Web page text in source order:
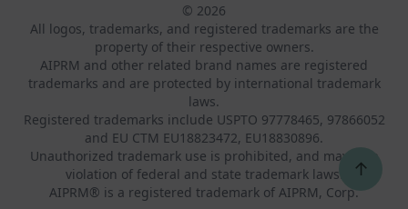
© 2026
All logos, trademarks, and registered trademarks are the
property of their respective owners.
AIPRM and other related brand names are registered
trademarks and are protected by international trademark
laws.
Registered trademarks include USPTO 97778465, 97866052
and EU CTM EU18823472, EU18830896.
Unauthorized trademark use is prohibited, and may be a
violation of federal and state trademark laws.
AIPRM® is a registered trademark of AIPRM, Corp.
↑